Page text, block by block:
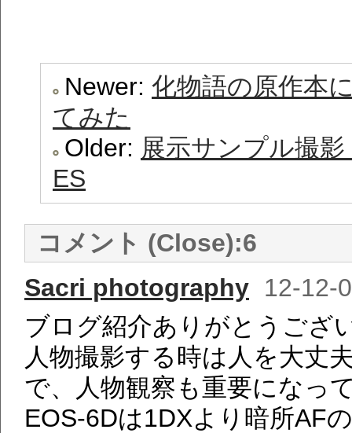
Newer: 化物語の原作本
てみた
Older: 展示サンプル撮
ES
コメント (Close):6
Sacri photography 12-12-
ブログ紹介ありがとうござ
人物撮影する時は人を大丈
で、人物観察も重要になっ
EOS-6Dは1DXより暗所AF